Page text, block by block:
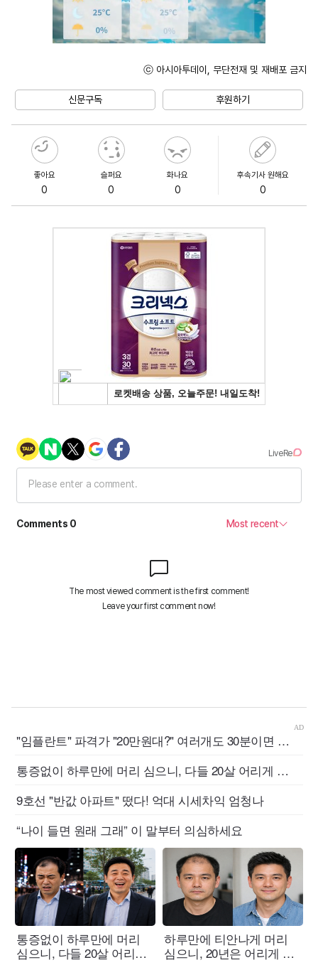
ⓒ 아시아투데이, 무단전재 및 재배포 금지
신문구독 후원하기
좋아요
0
슬퍼요
0
화나요
0
후속기사 원해요
0